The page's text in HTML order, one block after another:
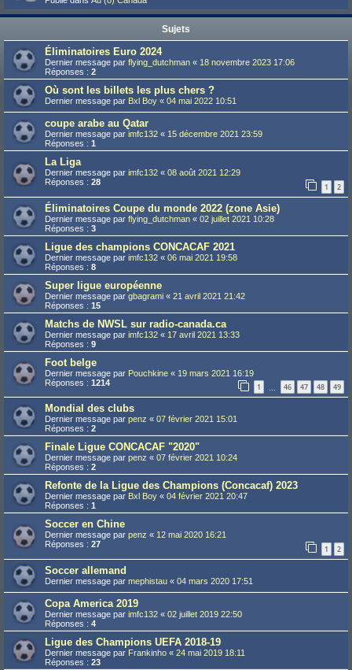
Sujets
Éliminatoires Euro 2024
Dernier message par flying_dutchman « 18 novembre 2023 17:06
Réponses : 2
Où sont les billets les plus chers ?
Dernier message par Bxl Boy « 04 mai 2022 10:51
coupe arabe au Qatar
Dernier message par imfc132 « 15 décembre 2021 23:59
Réponses : 1
La Liga
Dernier message par imfc132 « 08 août 2021 12:29
Réponses : 28 1 2
Éliminatoires Coupe du monde 2022 (zone Asie)
Dernier message par flying_dutchman « 02 juillet 2021 10:28
Réponses : 3
Ligue des champions CONCACAF 2021
Dernier message par imfc132 « 06 mai 2021 19:58
Réponses : 8
Super ligue européenne
Dernier message par gbagrami « 21 avril 2021 21:42
Réponses : 15
Matchs de NWSL sur radio-canada.ca
Dernier message par imfc132 « 17 avril 2021 13:33
Réponses : 9
Foot belge
Dernier message par Pouchkine « 19 mars 2021 16:19
Réponses : 1214 1 46 47 48 49
Mondial des clubs
Dernier message par penz « 07 février 2021 15:01
Réponses : 2
Finale Ligue CONCACAF "2020"
Dernier message par penz « 07 février 2021 10:24
Réponses : 2
Refonte de la Ligue des Champions (Concacaf) 2023
Dernier message par Bxl Boy « 04 février 2021 20:47
Réponses : 1
Soccer en Chine
Dernier message par penz « 12 mai 2020 16:21
Réponses : 27 1 2
Soccer allemand
Dernier message par mephistau « 04 mars 2020 17:51
Copa America 2019
Dernier message par imfc132 « 02 juillet 2019 22:50
Réponses : 4
Ligue des Champions UEFA 2018-19
Dernier message par Frankinho « 24 mai 2019 18:11
Réponses : 23